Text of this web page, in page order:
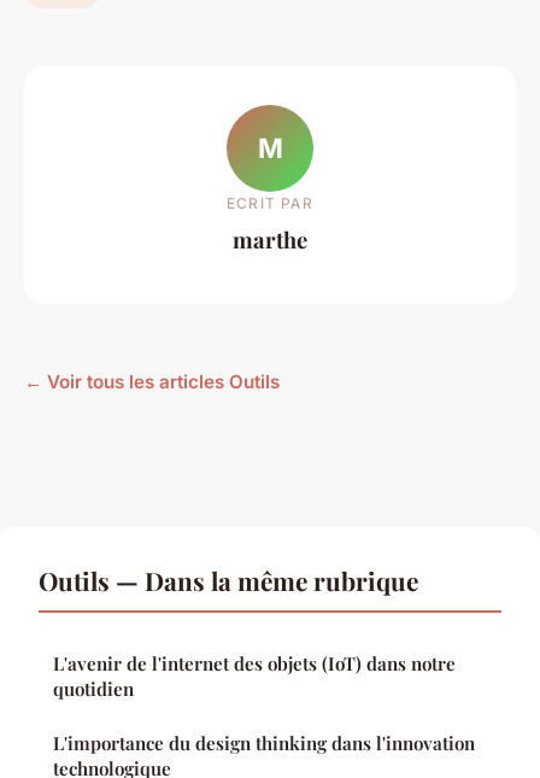
M
ECRIT PAR
marthe
← Voir tous les articles Outils
Outils — Dans la même rubrique
L'avenir de l'internet des objets (IoT) dans notre
quotidien
L'importance du design thinking dans l'innovation
technologique